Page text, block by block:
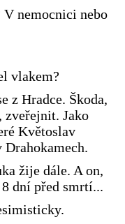
nemocnici nebo
vlakem?
z Hradce. Škoda,
zveřejnit. Jako
Květoslav
Drahokamech.
žije dále. A on,
dní před smrtí...